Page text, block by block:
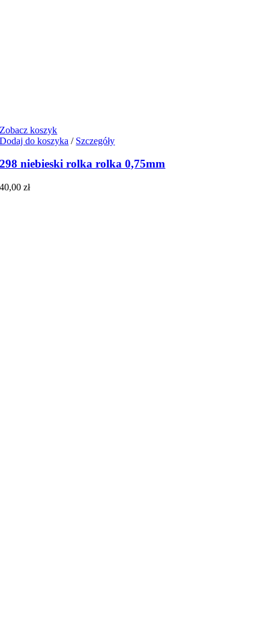
Zobacz koszyk
Dodaj do koszyka / Szczegóły
298 niebieski rolka rolka 0,75mm
40,00zł